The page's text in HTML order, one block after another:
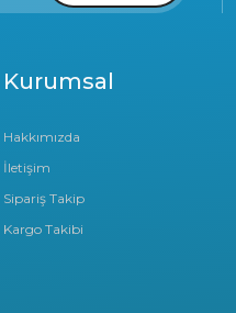
Kurumsal
Hakkımızda
İletişim
Sipariş Takip
Kargo Takibi